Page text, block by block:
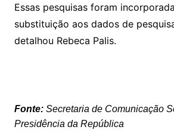
Essas pesquisas foram
substituição aos dados de
detalhou Rebeca Palis.
Fonte:Secretaria de Comunicação
Presidência da República